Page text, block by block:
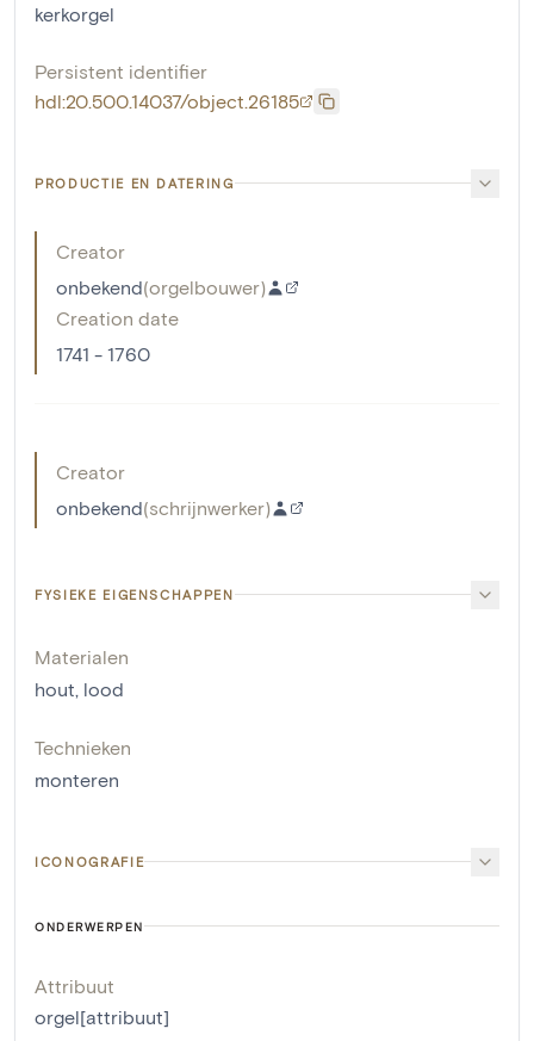
kerkorgel
Persistent identifier
hdl:20.500.14037/object.26185
PRODUCTIE EN DATERING
Creator
onbekend(orgelbouwer)
Creation date
1741 - 1760
Creator
onbekend(schrijnwerker)
FYSIEKE EIGENSCHAPPEN
Materialen
hout lood
Technieken
monteren
ICONOGRAFIE
ONDERWERPEN
Attribuut
orgel[attribuut]